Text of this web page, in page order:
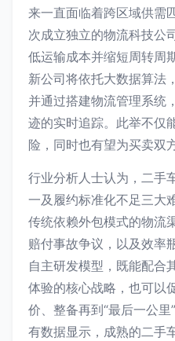
来一直面临着跨区域供需
次成立独立的物流科技公
低运输成本并缩短周转周
新公司将依托大数据算法
并通过搭建物流管理系统
迹的实时追踪。此举不仅
险，同时也有望为买卖双
行业分析人士认为，二手
一及履约标准化不足三大
传统依赖外包模式的物流
赔付事故争议，以及效率
自主研发模型，既能配合
体验的核心战略，也可以
价、整备再到“最后一公里
有数据显示，成熟的二手